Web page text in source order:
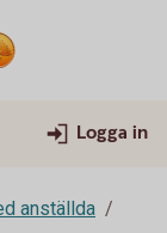
Logga in
anställda